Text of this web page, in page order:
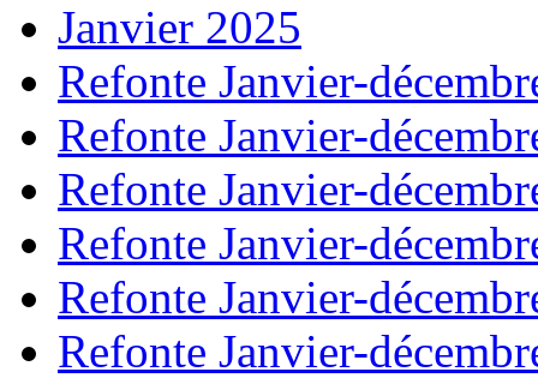
Janvier 2025
Refonte Janvier-
Refonte Janvier-
Refonte Janvier-
Refonte Janvier-
Refonte Janvier-
Refonte Janvier-